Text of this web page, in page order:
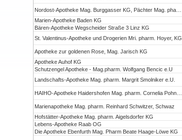
Marien-Apotheke Baden KG
Bären-Apotheke Wegscheider Straße 3 Linz KG
St. Valentinus-Apotheke und Drogerien Mri. pharm. Hoyer, KG
Apotheke zur goldenen Rose, Mag. Jarisch KG
Apotheke Auhof KG
Schutzengel Apotheke - Mag.pharm. Wolfgang Bencic e.U
Landschafts-Apotheke Mag. pharm. Margrit Smolniker e.U.
Marienapotheke Mag. pharm. Reinhard Schwitzer, Schwaz
Hofstätter-Apotheke Mag. pharm. Aigelsdorfer KG
Lebens-Apotheke Raab OG
Die Apotheke Ebenfurth Mag. Pharm Beate Haage-Löwe KG